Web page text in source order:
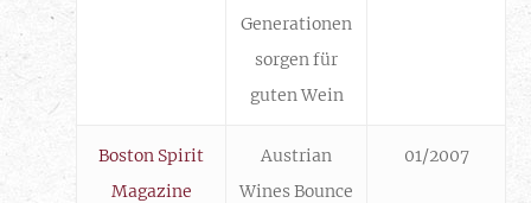
Generationen
sorgen für
guten Wein
Boston Spirit
Magazine
Austrian
Wines Bounce
01/2007